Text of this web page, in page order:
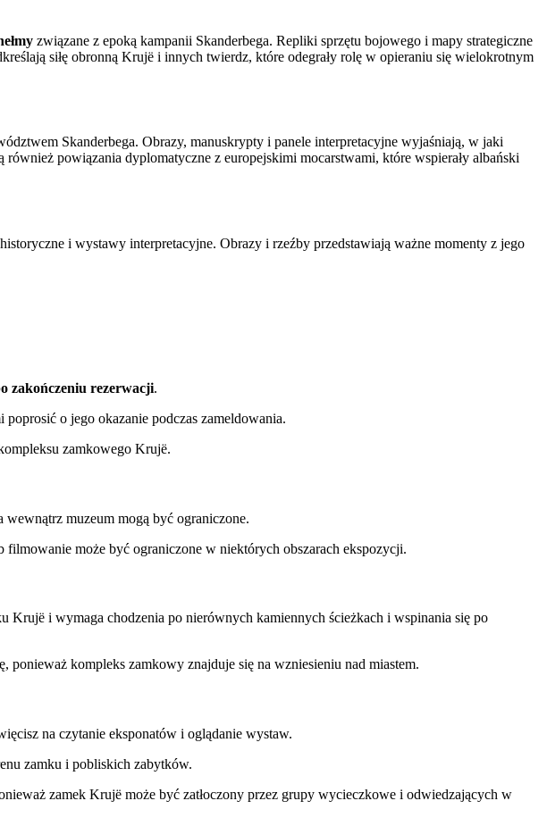
związane z epoką kampanii Skanderbega. Repliki sprzętu bojowego i mapy strategiczne
siłę obronną Krujë i innych twierdz, które odegrały rolę w opieraniu się wielokrotnym
Skanderbega. Obrazy, manuskrypty i panele interpretacyjne wyjaśniają, w jaki
powiązania dyplomatyczne z europejskimi mocarstwami, które wspierały albański
i wystawy interpretacyjne. Obrazy i rzeźby przedstawiają ważne momenty z jego
zakończeniu rezerwacji.
o jego okazanie podczas zameldowania.
zamkowego Krujë.
muzeum mogą być ograniczone.
filmowanie może być ograniczone w niektórych obszarach ekspozycji.
Krujë i wymaga chodzenia po nierównych kamiennych ścieżkach i wspinania się po
kompleks zamkowy znajduje się na wzniesieniu nad miastem.
na czytanie eksponatów i oglądanie wystaw.
zamku i pobliskich zabytków.
zamek Krujë może być zatłoczony przez grupy wycieczkowe i odwiedzających w